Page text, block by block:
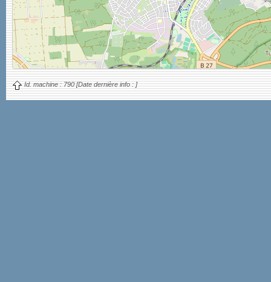
Id. machine : 790 [Date dernière info : ]